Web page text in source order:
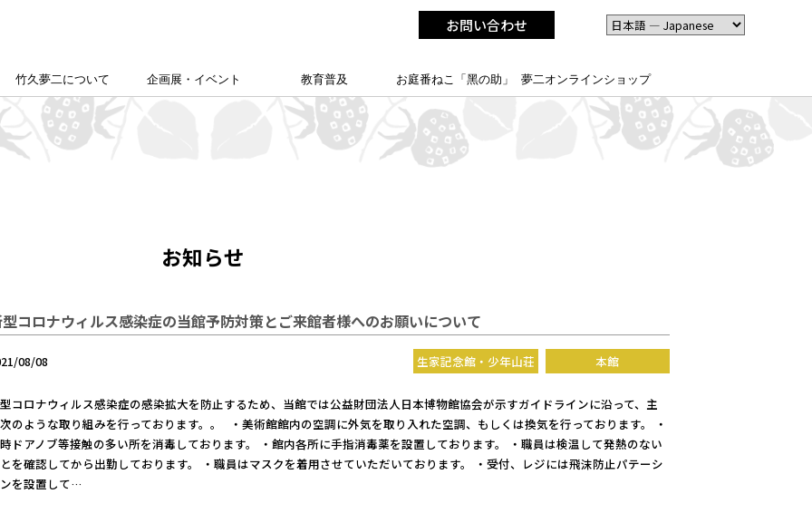
お問い合わせ
竹久夢二について
竹久夢二の足跡
竹久夢二学会について
企画展・イベント 教育普及
こども夢二新聞
こども学芸員
校外学習について
夢二郷土美術館
ゆめじきょうどびじゅつかん
の
「あいうえお」
お庭番ねこ「黑の助」 夢二オンラインショップ
お知らせ
コロナウィルス感染症の当館予防対策とご来館者様へのお願いについて
08/08 本館
生家記念館・少年山荘
コロナウィルス感染症の感染拡大を防止するため、当館では公益財団法人日本博物館協会が示すガイドラインに沿って、主
のような取り組みを行っております。。 ・美術館館内の空調に外気を取り入れた空調、もしくは換気を行っております。 ・
ドアノブ等接触の多い所を消毒しております。 ・館内各所に手指消毒薬を設置しております。 ・職員は検温して発熱のない
を確認してから出勤しております。 ・職員はマスクを着用させていただいております。 ・受付、レジには飛沫防止パテーシ
を設置して…